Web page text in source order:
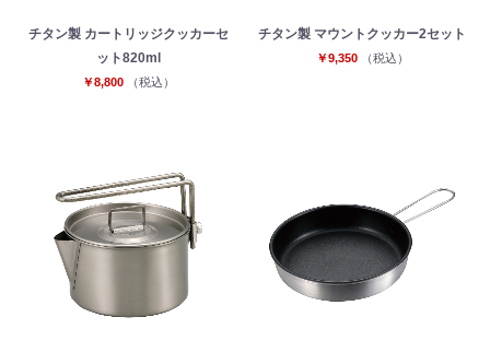
チタン製 カートリッジクッカーセ
ット820ml
￥8,800 （税込）
チタン製 マウントクッカー2セット
￥9,350 （税込）